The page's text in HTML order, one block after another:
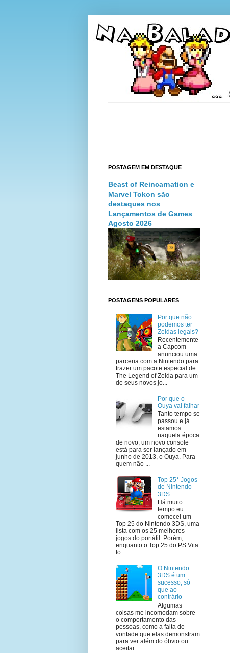
POSTAGEM EM DESTAQUE
Beast of Reincarnation e
Marvel Tokon são
destaques nos
Lançamentos de Games
Agosto 2026
POSTAGENS POPULARES
Por que não
podemos ter
Zeldas legais?
Recentemente
a Capcom
anunciou uma
parceria com a Nintendo para
trazer um pacote especial de
The Legend of Zelda para um
de seus novos jo...
Por que o
Ouya vai falhar
Tanto tempo se
passou e já
estamos
naquela época
de novo, um novo console
está para ser lançado em
junho de 2013, o Ouya. Para
quem não ...
Top 25* Jogos
de Nintendo
3DS
Há muito
tempo eu
comecei um
Top 25 do Nintendo 3DS, uma
lista com os 25 melhores
jogos do portátil. Porém,
enquanto o Top 25 do PS Vita
fo...
O Nintendo
3DS é um
sucesso, só
que ao
contrário
Algumas
coisas me incomodam sobre
o comportamento das
pessoas, como a falta de
vontade que elas demonstram
para ver além do óbvio ou
aceitar...